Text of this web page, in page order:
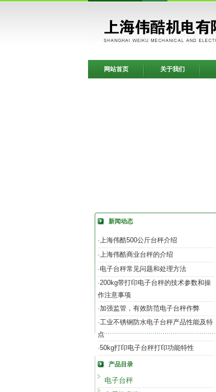
网站首页 关于我们
新闻动态
·上海伟酷500公斤台秤介绍
·上海伟酷商业台秤的介绍
·电子台秤常见问题和处理方法
·200kg带打印电子台秤的技术参数和操
作注意事项
·加强监管，有效防范电子台秤作弊
·工业不锈钢防水电子台秤产品性能及特
点
·50kg打印电子台秤打印功能特性
产品目录
电子台秤